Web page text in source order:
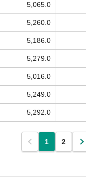
5,065.0
5,260.0
5,186.0
5,279.0
5,016.0
5,249.0
5,292.0
1 2